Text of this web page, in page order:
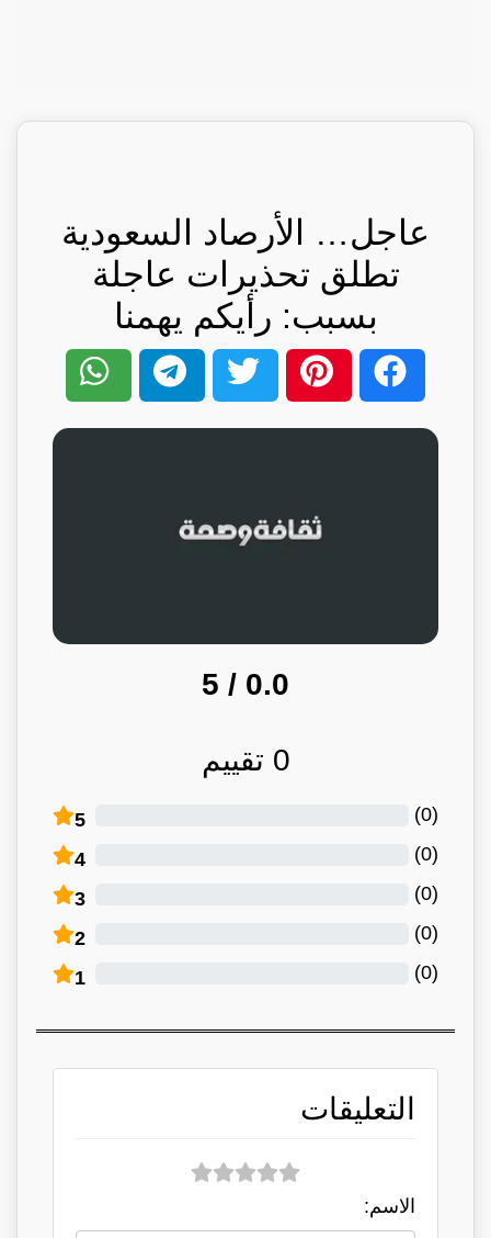
عاجل… الأرصاد السعودية
تطلق تحذيرات عاجلة
بسبب: رأيكم يهمنا
0.0
/ 5
0 تقييم
5 (
0
)
4 (
0
)
3 (
0
)
2 (
0
)
1 (
0
)
التعليقات
الاسم: